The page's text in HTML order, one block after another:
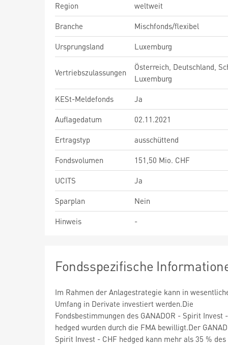
Region
weltweit
Branche
Mischfonds/flexibel
Ursprungsland
Luxemburg
Vertriebszulassungen
Österreich, Deutschland,
Luxemburg
KESt-Meldefonds
Ja
Auflagedatum
02.11.2021
Ertragstyp
ausschüttend
Fondsvolumen
151,50 Mio. CHF
UCITS
Ja
Sparplan
Nein
Hinweis
-
Fondsspezifische
Im Rahmen der Anlagestrategie kann in
Umfang in Derivate investiert werden.Die
Fondsbestimmungen des GANADOR - Spirit Invest
hedged wurden durch die FMA bewilligt.Der
Spirit Invest - CHF hedged kann mehr als 35 % des